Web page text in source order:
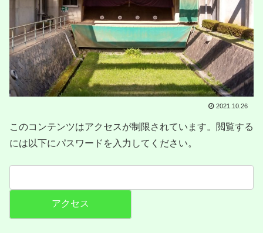
2021.10.26
このコンテンツはアクセスが制限されています。閲覧する
には以下にパスワードを入力してください。